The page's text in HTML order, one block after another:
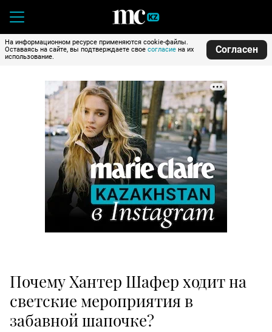
На информационном ресурсе применяются cookie-файлы.
Оставаясь на сайте, вы подтверждаете свое согласие на их
использование.
Согласен
Почему Хантер Шафер ходит на
светские мероприятия в
забавной шапочке?